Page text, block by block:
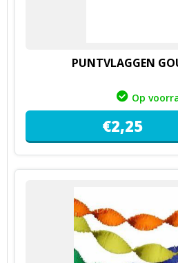
PUNTVLAGGEN
Op
€2,25